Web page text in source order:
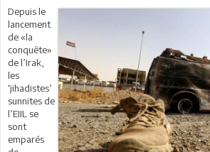
Depuis le
lancement
de «la
conquête»
de l’Irak,
les
‘jihadistes’
sunnites de
l’EIIL se
sont
emparés